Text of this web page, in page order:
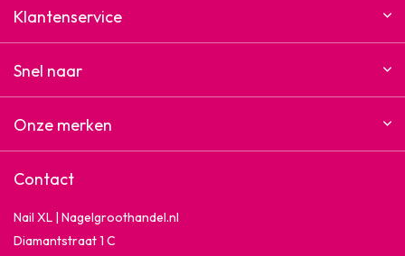
Klantenservice
Snel naar
Onze merken
Contact
Nail XL | Nagelgroothandel.nl
Diamantstraat 1 C